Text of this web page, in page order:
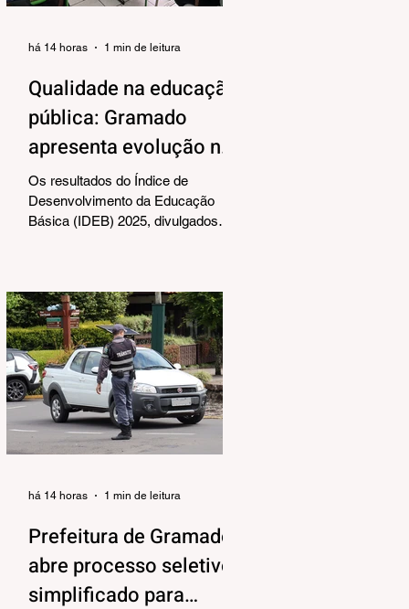
Qualidade na educação
pública: Gramado
apresenta evolução no
IDEB 2025
Os resultados do Índice de
Desenvolvimento da Educação
Básica (IDEB) 2025, divulgados
qualidade do ensino público. Os
dados mostram que as escolas da
rede municipal superaram tanto as
metas projetadas quanto as médias
nacionais em todas as etapas
avaliadas. Nos Anos Iniciais (1º ao
5º ano), o município ultrapassou a
meta nacional de 6,0 e ficou acima
há 14 horas 1 min de leitura
Prefeitura de Gramado
abre processo seletivo
simplificado para
há 14 horas 1 min de leitura